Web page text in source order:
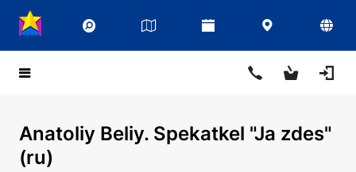
Anatoliy Beliy. Spekatkel "Ja zdes"
(ru)